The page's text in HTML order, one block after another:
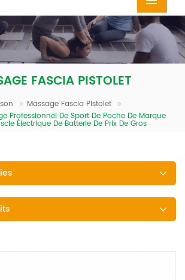
FASCIA PISTOLET
Massage Fascia Pistolet
Professionnel De Sport De Poche De Marque
Électrique De Batterie De Prix De Gros